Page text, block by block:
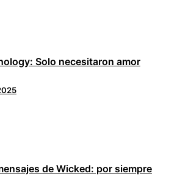
Solo necesitaron amor
de Wicked: por siempre